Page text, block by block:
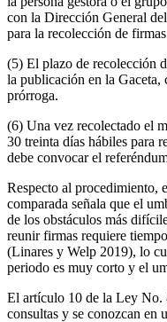
con la Dirección General
para la recolección de
(5) El plazo de recolección
la publicación en la Gaceta,
prórroga.
(6) Una vez recolectado el
30 treinta días hábiles para
debe convocar el
Respecto al procedimiento,
comparada señala que el
de los obstáculos más
reunir firmas requiere
(Linares y Welp 2019), lo
periodo es muy corto y el
El artículo 10 de la Ley No.
consultas y se conozcan en